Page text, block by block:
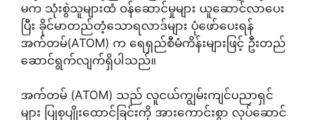
မက သုံးစွဲသူများထံ ဝန်ဆောင်မှုများ ယူဆောင်လာပေး
ပြီး ခိုင်မာတည်တံ့သောရလာဒ်များ ပုံဖော်ပေးရန်
အက်တမ်(ATOM) က ရေရှည်စီမံကိန်းများဖြင့် ဦးတည်
ဆောင်ရွက်လျက်ရှိပါသည်။
အက်တမ် (ATOM) သည် လူငယ်ကျွမ်းကျင်ပညာရှင်
များ ပြုစုပျိုးထောင်ခြင်းကို အားကောင်းစွာ လုပ်ဆောင်